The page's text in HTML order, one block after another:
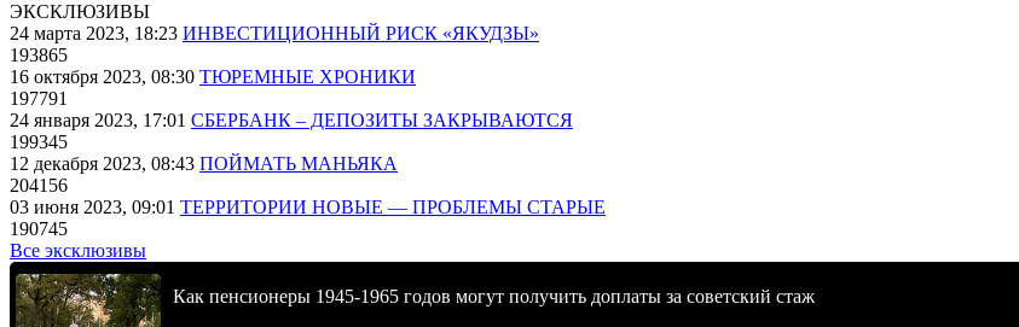
ЭКСКЛЮЗИВЫ
24 марта 2023, 18:23 ИНВЕСТИЦИОННЫЙ РИСК «ЯКУДЗЫ»
193865
16 октября 2023, 08:30 ТЮРЕМНЫЕ ХРОНИКИ
197791
24 января 2023, 17:01 СБЕРБАНК – ДЕПОЗИТЫ ЗАКРЫВАЮТСЯ
199345
12 декабря 2023, 08:43 ПОЙМАТЬ МАНЬЯКА
204156
03 июня 2023, 09:01 ТЕРРИТОРИИ НОВЫЕ — ПРОБЛЕМЫ СТАРЫЕ
190745
Все эксклюзивы
Как пенсионеры 1945-1965 годов могут получить доплаты за советский стаж